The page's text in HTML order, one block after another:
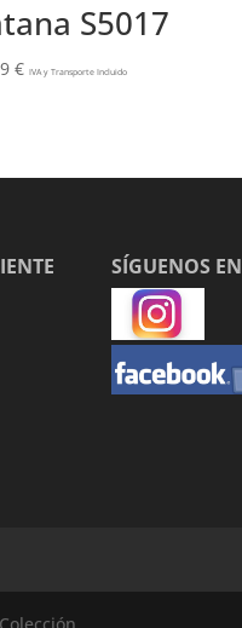
S5017
€ IVA y Transporte Incluido
SÍGUENOS EN